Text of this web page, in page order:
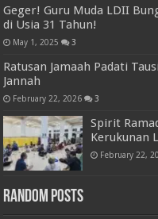
Geger! Guru Muda LDII
di Usia 31 Tahun!
May 1, 2025 3
Ratusan Jamaah Padati
Jannah
February 22, 2026 3
Spirit
Kerukunan
February 22,
Random Posts